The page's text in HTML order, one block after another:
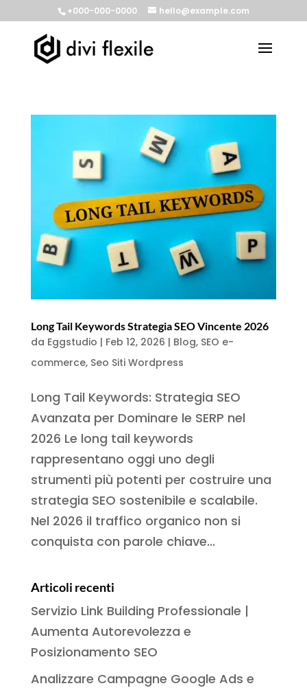
+000-000-0000 hello@example.com
Long Tail Keywords Strategia SEO Vincente 2026
da Eggstudio | Feb 12, 2026 | Blog, SEO e-
commerce, Seo Siti Wordpress
Long Tail Keywords: Strategia SEO
Avanzata per Dominare le SERP nel
2026 Le long tail keywords
rappresentano oggi uno degli
strumenti più potenti per costruire una
strategia SEO sostenibile e scalabile.
Nel 2026 il traffico organico non si
conquista con parole chiave...
Articoli recenti
Servizio Link Building Professionale |
Aumenta Autorevolezza e
Posizionamento SEO
Analizzare Campagne Google Ads e